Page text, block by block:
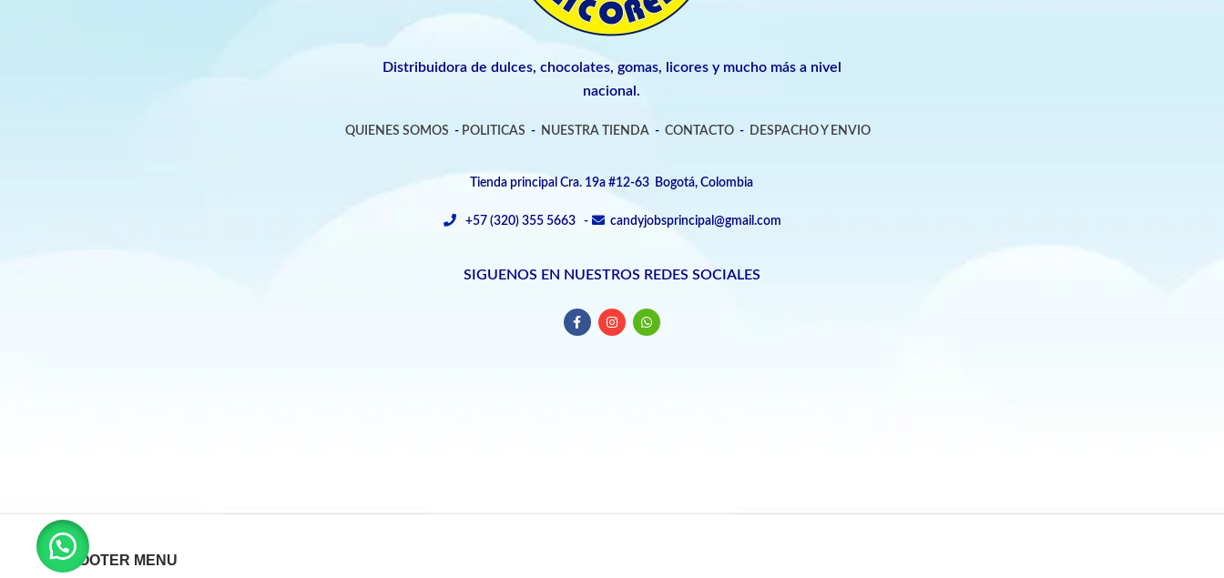
Distribuidora de dulces, chocolates, gomas, licores y mucho más a nivel
nacional.
QUIENES SOMOS - POLITICAS - NUESTRA TIENDA- CONTACTO- DESPACHO Y ENVIO
Tienda principal Cra. 19a #12-63 Bogotá, Colombia
+57 (320) 355 5663 - candyjobsprincipal@gmail.com
SIGUENOS EN NUESTROS REDES SOCIALES
FOOTER MENU